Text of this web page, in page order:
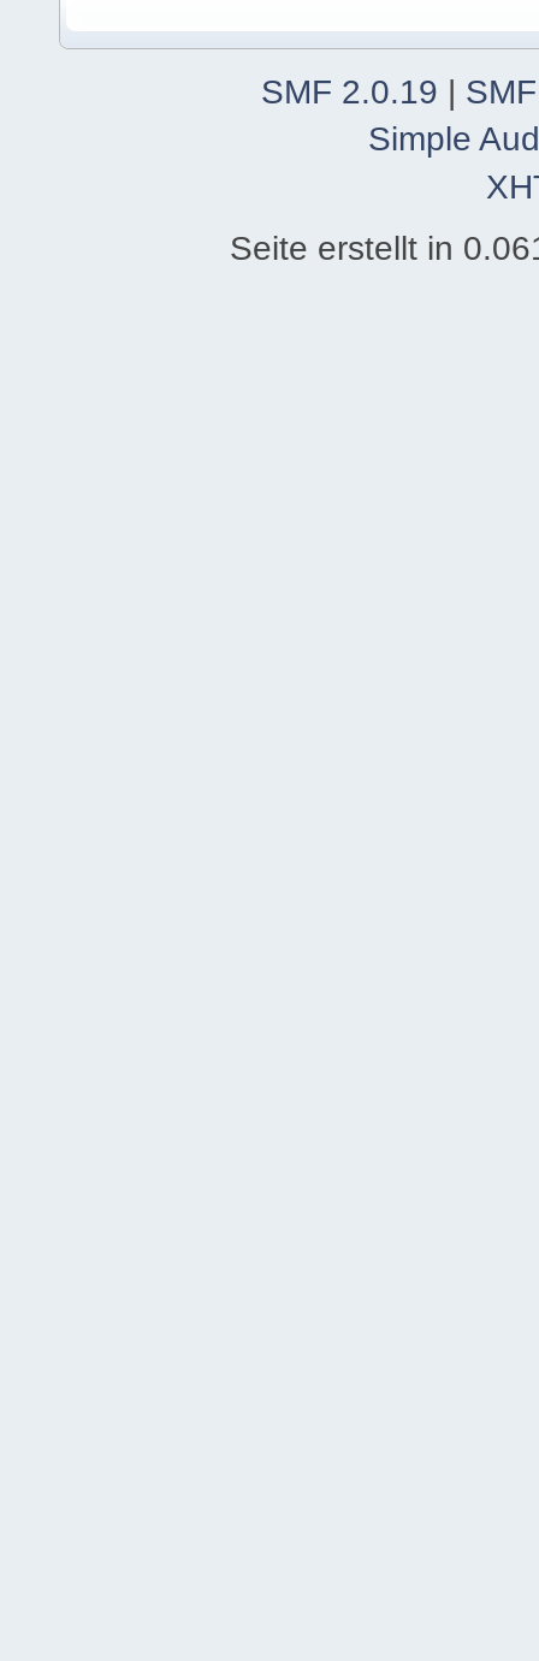
SMF 2.0.19 |
Simple
Seite erstellt in